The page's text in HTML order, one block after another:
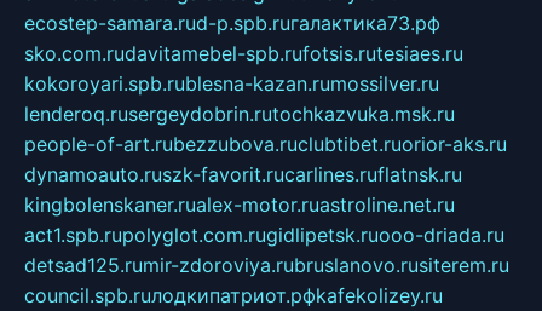
ecostep-samara.rud-p.spb.ruгалактика73.рф
sko.com.rudavitamebel-spb.rufotsis.rutesiaes.ru
kokoroyari.spb.rublesna-kazan.rumossilver.ru
lenderoq.rusergeydobrin.rutochkazvuka.msk.ru
people-of-art.rubezzubova.ruclubtibet.ruorior-aks.ru
dynamoauto.ruszk-favorit.rucarlines.ruflatnsk.ru
kingbolenskaner.rualex-motor.ruastroline.net.ru
act1.spb.rupolyglot.com.rugidlipetsk.ruooo-driada.ru
detsad125.rumir-zdoroviya.rubruslanovo.rusiterem.ru
council.spb.ruлодкипатриот.рфkafekolizey.ru